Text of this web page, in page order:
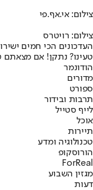
צילום: אי.אף.פי
צילום: רויטרס
העדכונים הכי חמים
טעינו? נתקן! אם
הודונמר
מדורים
ספורט
תרבות ובידור
לייף סטייל
אוכל
תיירות
טכנולוגיה ומדע
הורוסקופ
ForReal
מגזין השבוע
דעות